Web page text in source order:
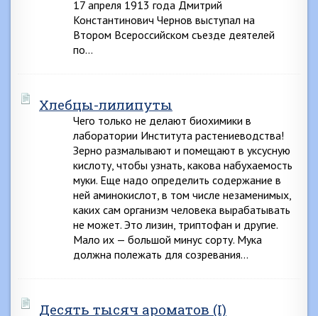
17 апреля 1913 года Дмитрий
Константинович Чернов выступал на
Втором Всероссийском съезде деятелей
по…
Хлебцы-лилипуты
Чего только не делают биохимики в
лаборатории Института растениеводства!
Зерно размалывают и помещают в уксусную
кислоту, чтобы узнать, какова набухаемость
муки. Еще надо определить содержание в
ней аминокислот, в том числе незаменимых,
каких сам организм человека вырабатывать
не может. Это лизин, триптофан и другие.
Мало их — большой минус сорту. Мука
должна полежать для созревания…
Десять тысяч ароматов (I)